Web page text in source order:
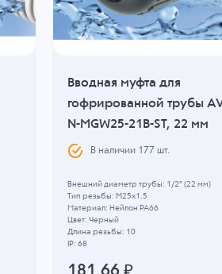
Вводная муфта для
гофрированной трубы
N-MGW25-21B-ST, 22 мм
В наличии 177 шт.
Внешний диаметр трубы: 1/2" (22 мм)
Тип резьбы: M25x1.5
Материал: Нейлон PA66
Цвет: Черный
Длина резьбы: 10
IP: 68